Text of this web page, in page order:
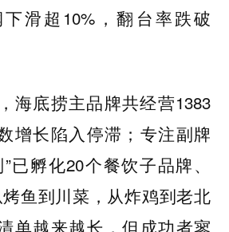
滑超10%，翻台率跌破
海底捞主品牌共经营1383
增长陷入停滞；专注副牌
已孵化20个餐饮子品牌、
鱼到川菜，从炸鸡到老北
单越来越长，但成功者寥